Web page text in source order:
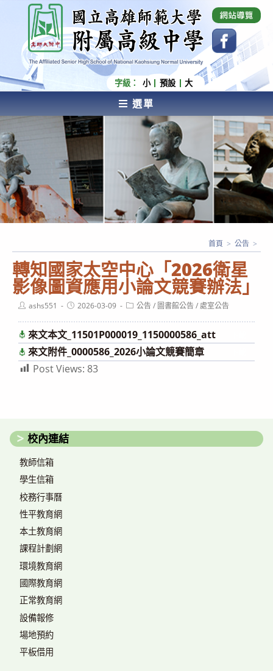
內
容
國立高雄師範大學附屬高級中學 Affiliated Senior
High School of National Kaohsiung Normal
University
字級： 小 預設 大
選單
AFFILIATED SENIOR HIGH SCHOOL OF NATIONAL
KAOHSIUNG NORMAL UNIVERSITY
轉知國家太空中心「2026衛星
影像圖資應用小論文競賽辦法」
首頁 > 公告 >
Postashs551
Post2026-03-09
Post公告/ 圖書館公告/處室公告
來文本文_11501P000019_1150000586_att
來文附件_0000586_2026小論文競賽簡章
Post Views: 83
校內連結
教師信箱
學生信箱
校務行事曆
性平教育網
本土教育網
課程計劃網
環境教育網
國際教育網
正常教育網
設備報修
場地預約
平板借用